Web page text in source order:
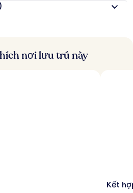
nơi lưu trú này
Kết